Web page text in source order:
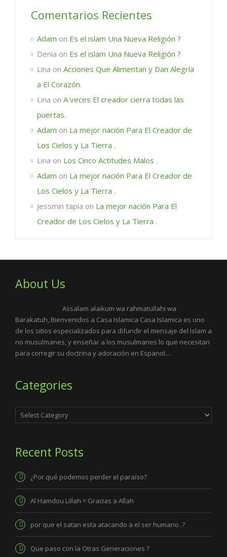
Comentarios Recientes
Adam on Es el islam Una Nueva Religión ?
Denia on Es el islam Una Nueva Religión ?
Lina on Acciones Que Alimentan y Dan Alegría
a El Corazón.
Lina on A veces El creador cierra todas las
puertas.
Adam on La mejor nación Para El Creador de
Los Cielos y La Tierra .
Lina on Los Cinco Actitudes Malos .
Adam on La mejor nación Para El Creador de
Los Cielos y La Tierra .
Jessmin tapia on La mejor nación Para El
Creador de Los Cielos y La Tierra .
About Us
Assalam alaikum wa rahmatullahi wa
Barakatuh, Bienvenidos a Casa Islamica Casa Islamica es uno
de los sitios especializados para difundir el mensaje del Islam a
no musulmanes, y enseñar a los musulmanes lo que necesitan
para corregir su doctrina y adoración en Espanol....
Categories
Categories
Recent Posts
¿Por qué podemos perder el paraíso?
Al Hamdou Lillah = Gracias a Allah
por que el satan esta atacando a el ser humano .?
Que paso con la Otras Generaciones ?